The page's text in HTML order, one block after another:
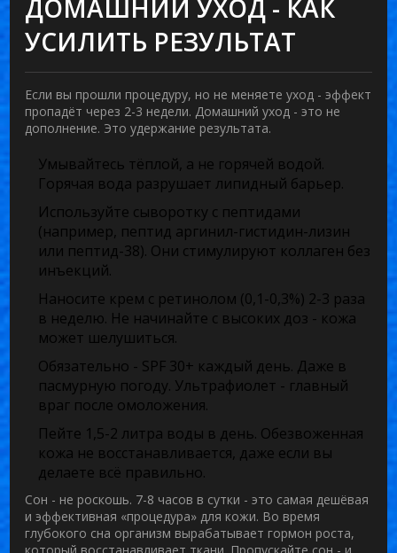
ДОМАШНИЙ УХОД - КАК
УСИЛИТЬ РЕЗУЛЬТАТ
Если вы прошли процедуру, но не меняете уход - эффект
пропадёт через 2-3 недели. Домашний уход - это не
дополнение. Это удержание результата.
Умывайтесь тёплой, а не горячей водой.
Горячая вода разрушает липидный барьер.
Используйте сыворотку с пептидами
(например, пептид аргинил-гистидин-лизин
или пептид-38). Они стимулируют коллаген без
инъекций.
Наносите крем с ретинолом (0,1-0,3%) 2-3 раза
в неделю. Не начинайте с высоких доз - кожа
может шелушиться.
Обязательно - SPF 30+ каждый день. Даже в
пасмурную погоду. Ультрафиолет - главный
враг после омоложения.
Пейте 1,5-2 литра воды в день. Обезвоженная
кожа не восстанавливается, даже если вы
делаете всё правильно.
Сон - не роскошь. 7-8 часов в сутки - это самая дешёвая
и эффективная «процедура» для кожи. Во время
глубокого сна организм вырабатывает гормон роста,